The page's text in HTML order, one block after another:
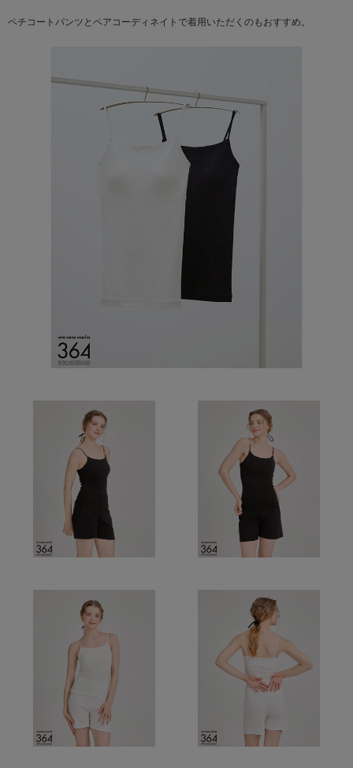
ペチコートパンツとペアコーディネイトで着用いただくのもおすすめ。